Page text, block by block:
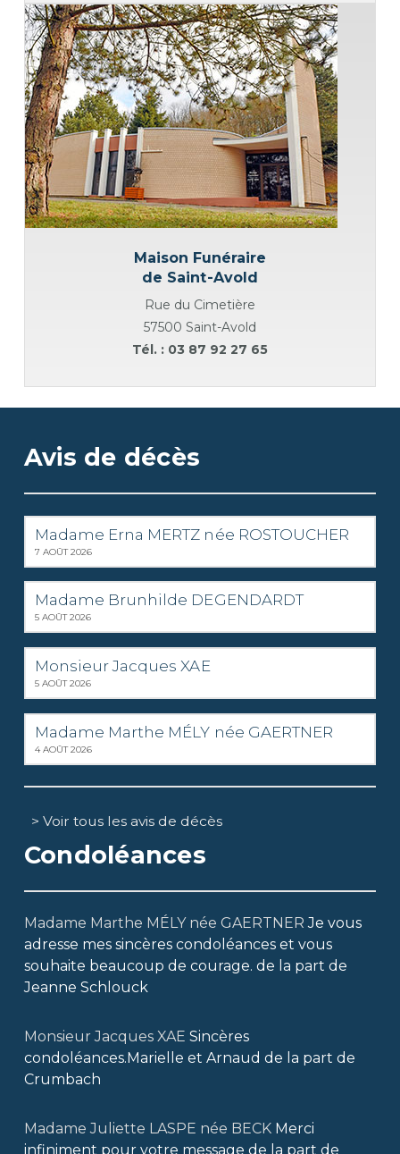
Maison Funéraire
de Saint-Avold
Rue du Cimetière
57500 Saint-Avold
Tél. : 03 87 92 27 65
Avis de décès
Madame Erna MERTZ née ROSTOUCHER
7 AOÛT 2026
Madame Brunhilde DEGENDARDT
5 AOÛT 2026
Monsieur Jacques XAE
5 AOÛT 2026
Madame Marthe MÉLY née GAERTNER
4 AOÛT 2026
> Voir tous les avis de décès
Condoléances
Madame Marthe MÉLY née GAERTNER Je vous
adresse mes sincères condoléances et vous
souhaite beaucoup de courage. de la part de
Jeanne Schlouck
Monsieur Jacques XAE Sincères
condoléances.Marielle et Arnaud de la part de
Crumbach
Madame Juliette LASPE née BECK Merci
infiniment pour votre message de la part de